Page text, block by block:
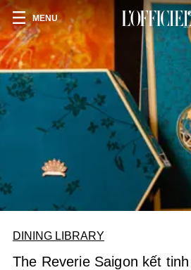
MENU
DINING LIBRARY
The Reverie Saigon kết